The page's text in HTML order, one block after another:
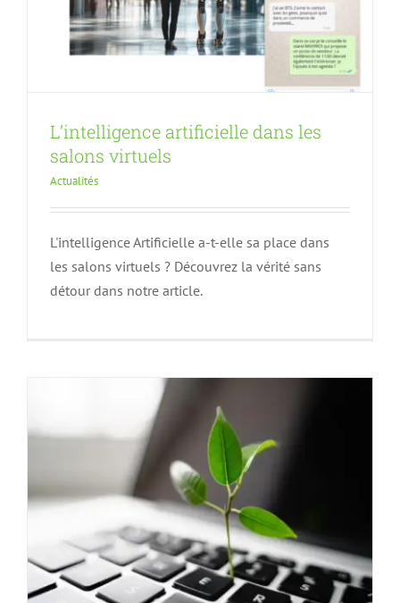
L’intelligence artificielle dans les
salons virtuels
Actualités
L'intelligence Artificielle a-t-elle sa place dans
les salons virtuels ? Découvrez la vérité sans
détour dans notre article.
L’avenir de l’événementiel face aux
enjeux climatiques